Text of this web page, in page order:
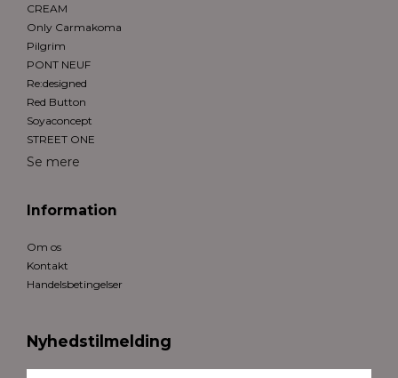
CREAM
Only Carmakoma
Pilgrim
PONT NEUF
Re:designed
Red Button
Soyaconcept
STREET ONE
Se mere
Information
Om os
Kontakt
Handelsbetingelser
Nyhedstilmelding